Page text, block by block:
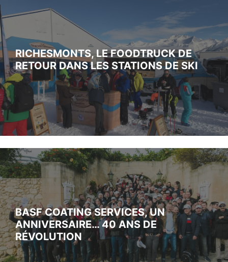
RICHESMONTS, LE FOODTRUCK DE
RETOUR DANS LES STATIONS DE SKI
BASF COATING SERVICES, UN
ANNIVERSAIRE… 40 ANS DE
RÉVOLUTION